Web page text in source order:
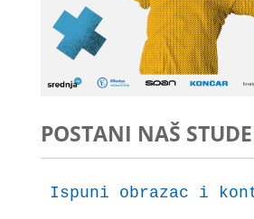
POSTANI NAŠ
Ispuni obrazac i